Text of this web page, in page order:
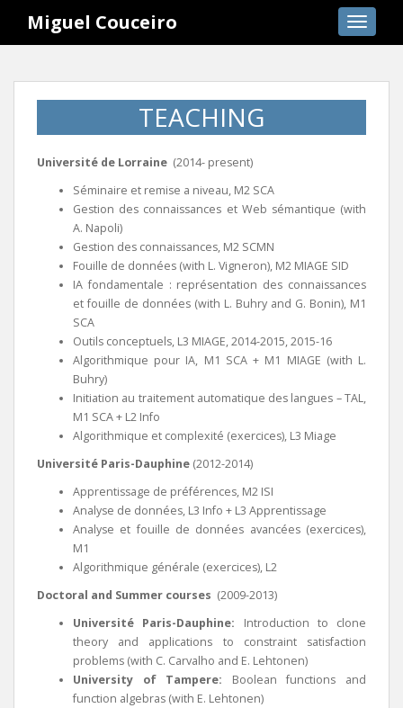
i
Miguel Couceiro
TEACHING
Université de Lorraine (2014- present)
Séminaire et remise a niveau, M2 SCA
Gestion des connaissances et Web sémantique (with
A. Napoli)
Gestion des connaissances, M2 SCMN
Fouille de données (with L. Vigneron), M2 MIAGE SID
IA fondamentale : représentation des connaissances
et fouille de données (with L. Buhry and G. Bonin), M1
SCA
Outils conceptuels, L3 MIAGE, 2014-2015, 2015-16
Algorithmique pour IA, M1 SCA + M1 MIAGE (with L.
Buhry)
Initiation au traitement automatique des langues – TAL,
M1 SCA + L2 Info
Algorithmique et complexité (exercices), L3 Miage
Université Paris-Dauphine (2012-2014)
Apprentissage de préférences, M2 ISI
Analyse de données, L3 Info + L3 Apprentissage
Analyse et fouille de données avancées (exercices),
M1
Algorithmique générale (exercices), L2
Doctoral and Summer courses (2009-2013)
Université Paris-Dauphine: Introduction to clone
theory and applications to constraint satisfaction
problems (with C. Carvalho and E. Lehtonen)
University of Tampere: Boolean functions and
function algebras (with E. Lehtonen)